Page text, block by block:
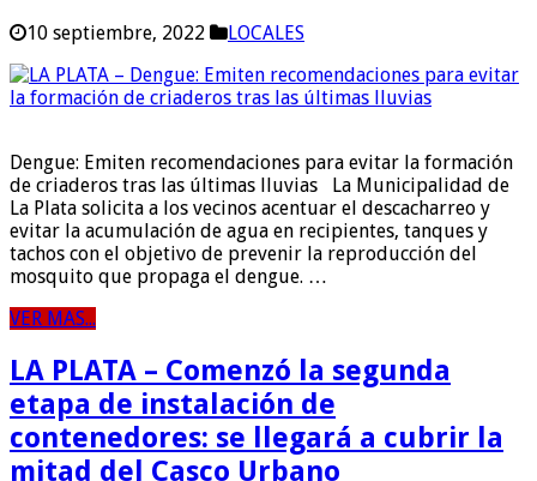
10 septiembre, 2022 LOCALES
Dengue: Emiten recomendaciones para evitar la formación
de criaderos tras las últimas lluvias La Municipalidad de
La Plata solicita a los vecinos acentuar el descacharreo y
evitar la acumulación de agua en recipientes, tanques y
tachos con el objetivo de prevenir la reproducción del
mosquito que propaga el dengue. …
VER MAS...
LA PLATA – Comenzó la segunda
etapa de instalación de
contenedores: se llegará a cubrir la
mitad del Casco Urbano